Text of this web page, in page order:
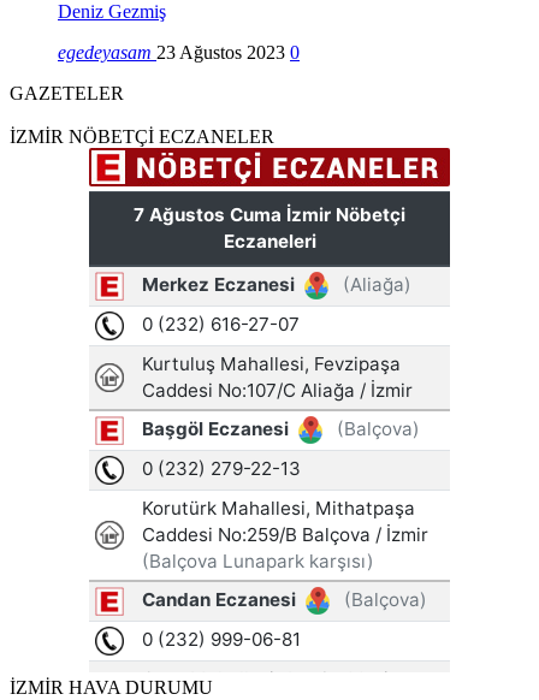
Deniz Gezmiş
egedeyasam 23 Ağustos 2023 0
GAZETELER
İZMİR NÖBETÇİ ECZANELER
İZMİR HAVA DURUMU